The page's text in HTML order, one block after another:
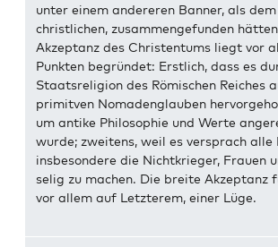
unter einem andereren Banner, als dem
christlichen, zusammengefunden
Akzeptanz des Christentums liegt vor
Punkten begründet: Erstlich, dass es
Staatsreligion des Römischen Reiches
primitven Nomadenglauben
um antike Philosophie und Werte
wurde; zweitens, weil es versprach alle
insbesondere die Nichtkrieger, Frauen
selig zu machen. Die breite Akzeptanz
vor allem auf Letzterem, einer Lüge.